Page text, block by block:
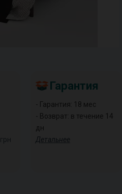
грн
Гарантия
- Гарантия: 18 мес
- Возврат: в течение 14
дн
Детальнее